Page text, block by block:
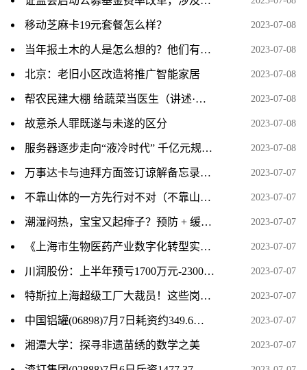
移动芝麻卡19元套餐怎么样？ 2023-07-08
当年报土木的人是怎么想的？他们有想过这专业之后会成为一个大坑吗？ 2023-07-08
北京：老旧小区改造将推广智能家居 2023-07-08
帮农民建大棚 给蔬菜当医生（讲述·一辈子一件事） 2023-07-08
故意杀人罪既遂与未遂的区分 2023-07-08
服务器逐步走向“液冷时代” 千亿元规模下多家上市公司积极布局 2023-07-08
万事达卡与迪拜方面签订谅解备忘录，将在未来多年间开展数字领域的合作。 2023-07-07
不靠山体的一方先行对不对（不靠山体的一方先行） 2023-07-07
潮湿闷热，宝宝又起痱子？预防 + 缓解，记住 6 个字，现在就做 2023-07-07
《上海市生物医药产业数字化转型实施方案》印发：到2025年打造10家以上标杆性智能工厂 2023-07-07
川润股份：上半年预亏1700万元-2300万元 同比转亏 2023-07-07
特斯拉上海超级工厂大裁员！这些岗位将裁员过半 2023-07-07
中国铝罐(06898)7月7日耗资约349.6万港元回购655.2万股 2023-07-07
湘潭大学：探寻非遗苗绣的数学之美 2023-07-07